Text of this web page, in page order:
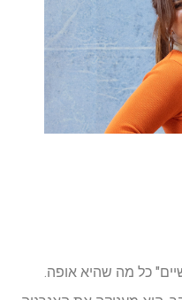
כל מה שהיא אופה.